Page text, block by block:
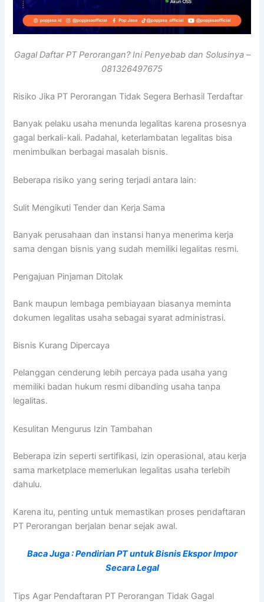
Gagal Daftar PT Perorangan? Ini Penyebab dan Solusinya –
081326497675
Risiko Jika PT Perorangan Tidak Segera Berhasil Terdaftar
Banyak pelaku usaha menunda legalitas karena prosesnya
gagal berkali-kali. Padahal, keterlambatan legalitas bisa
menimbulkan berbagai masalah bisnis.
Beberapa risiko yang sering terjadi antara lain:
Sulit Mengikuti Tender dan Kerja Sama
Banyak perusahaan dan instansi hanya menerima kerja
sama dengan bisnis yang sudah memiliki legalitas resmi.
Pengajuan Pinjaman Ditolak
Bank maupun lembaga pembiayaan biasanya meminta
dokumen legalitas usaha sebagai syarat administrasi.
Bisnis Kurang Dipercaya
Pelanggan cenderung lebih percaya pada usaha yang
memiliki badan hukum resmi dibanding usaha tanpa
legalitas.
Kesulitan Mengurus Izin Tambahan
Beberapa izin seperti sertifikasi, izin operasional, atau kerja
sama marketplace memerlukan legalitas usaha terlebih
dahulu.
Karena itu, penting untuk memastikan proses pendaftaran
PT Perorangan berjalan benar sejak awal.
Baca Juga : Pendirian PT untuk Bisnis Ekspor Impor
Secara Legal
Tips Agar Pendaftaran PT Perorangan Tidak Gagal